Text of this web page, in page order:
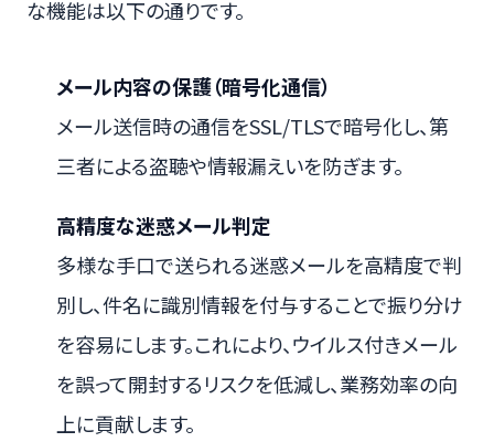
な機能は以下の通りです。
メール内容の保護（暗号化通信）
メール送信時の通信をSSL/TLSで暗号化し、第
三者による盗聴や情報漏えいを防ぎます。
高精度な迷惑メール判定
多様な手口で送られる迷惑メールを高精度で判
別し、件名に識別情報を付与することで振り分け
を容易にします。これにより、ウイルス付きメール
を誤って開封するリスクを低減し、業務効率の向
上に貢献します。